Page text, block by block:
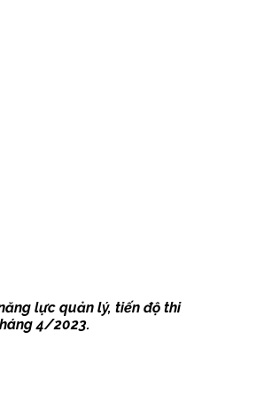
lực quản lý, tiến độ thi
4/2023.